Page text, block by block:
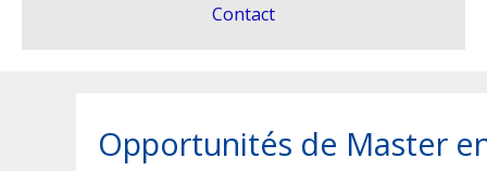
Issues Précédentes
Contact
Opportunités de Master